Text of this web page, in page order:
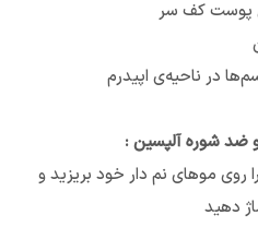
پوست کف سر
در ناحیه‌ی اپیدرم
ضد شوره آلپسین :
روی موهای نم دار خود بریزید و
دهید